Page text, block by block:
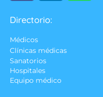
Directorio:
Médicos
Clínicas médicas
Sanatorios
Hospitales
Equipo médico